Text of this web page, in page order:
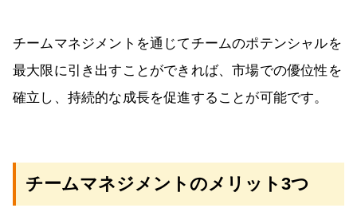
チームマネジメントを通じてチームのポテンシャルを
最大限に引き出すことができれば、市場での優位性を
確立し、持続的な成長を促進することが可能です。
チームマネジメントのメリット3つ